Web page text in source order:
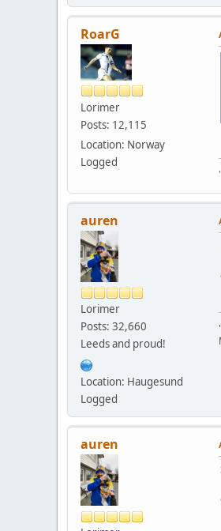
RoarG
Lorimer
Posts: 12,115
Location: Norway
Logged
auren
Lorimer
Posts: 32,660
Leeds and proud!
Location: Haugesund
Logged
auren